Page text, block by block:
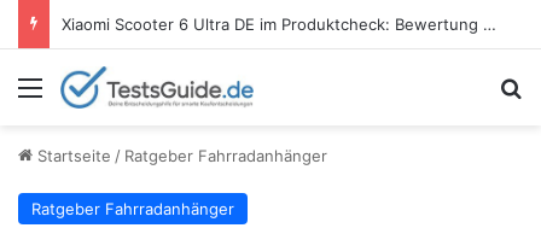
Xiaomi Scooter 6 Ultra DE im Produktcheck: Bewertung und Erfahrungen – 75 mm breite Reifen, Vollfederung und bis zu 75 km Reichweite?
Menü
Startseite / Ratgeber Fahrradanhänger
Ratgeber Fahrradanhänger